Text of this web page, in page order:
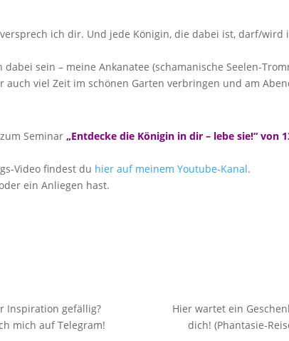
ich dir. Und jede Königin, die dabei ist, darf/
sein – meine Ankanatee (schamanische Seelen-
viel Zeit im schönen Garten verbringen und am
Seminar „Entdecke die Königin in dir – lebe sie!“ von
Video findest du hier auf meinem Youtube-Kanal.
ein Anliegen hast.
Inspiration gefällig?
mich auf Telegram!
Hier wartet ein
dich! (Phantasie-